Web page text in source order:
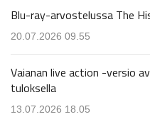
Blu-ray-arvostelussa The
20.07.2026 09.55
Vaianan live action -versio
tuloksella
13.07.2026 18.05